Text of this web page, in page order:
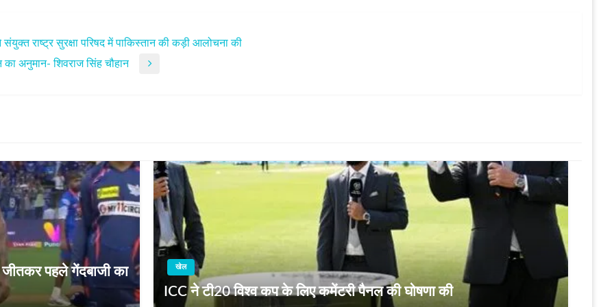
संयुक्त राष्ट्र सुरक्षा परिषद में पाकिस्तान की कड़ी आलोचना की
का अनुमान- शिवराज सिंह चौहान
पहले गेंदबाजी का
खेल
ICC ने टी20 विश्व कप के लिए कमेंटरी पैनल की घोषणा की